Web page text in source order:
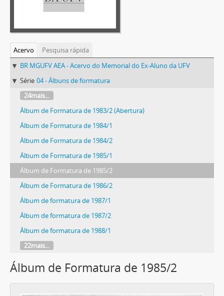
Acervo
Pesquisa rápida
BR MGUFV AEA - Acervo do Memorial do Ex-Aluno da UFV
Série 04 - Álbuns de formatura
24mais...
Álbum de Formatura de 1983/2 (Abertura)
Álbum de Formatura de 1984/1
Álbum de Formatura de 1984/2
Álbum de Formatura de 1985/1
Álbum de Formatura de 1985/2
Álbum de Formatura de 1986/2
Álbum de formatura de 1987/1
Álbum de formatura de 1987/2
Álbum de formatura de 1988/1
22mais...
Álbum de Formatura de 1985/2